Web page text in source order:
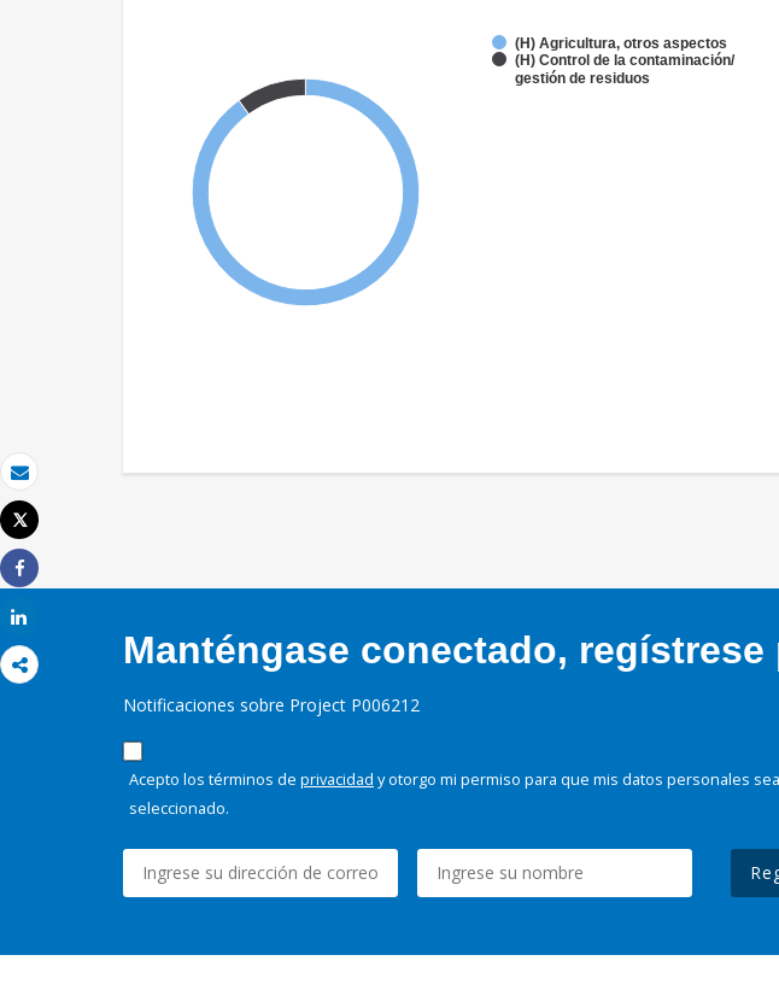
Correo electrónico
Imprimir
Tweet
Share
(H) Agricultura, otros aspectos
(H) Control de la contaminación/
gestión de residuos
Manténgase conectado, regístrese
Notificaciones sobre Project P006212
Acepto los términos de privacidad y otorgo mi permiso para que mis datos personales
seleccionado.